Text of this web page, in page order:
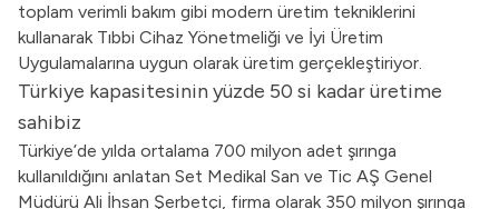
toplam verimli bakım gibi modern üretim tekniklerini
kullanarak Tıbbi Cihaz Yönetmeliği ve İyi Üretim
Uygulamalarına uygun olarak üretim gerçekleştiriyor.
Türkiye kapasitesinin yüzde 50 si kadar üretime
sahibiz
Türkiye’de yılda ortalama 700 milyon adet şırınga
kullanıldığını anlatan Set Medikal San ve Tic AŞ Genel
Müdürü Ali İhsan Şerbetçi, firma olarak 350 milyon şırınga